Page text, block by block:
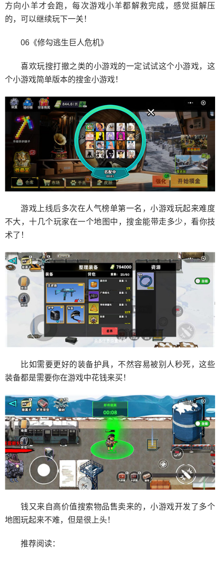
方向小羊才会跑，每次游戏小羊都解救完成，感觉挺解压
的，可以继续玩下一关！
06《修勾逃生巨人危机》
喜欢玩搜打撤之类的小游戏的一定试试这个小游戏，这
个小游戏简单版本的搜金小游戏！
游戏上线后多次在人气榜单第一名，小游戏玩起来难度
不大，十几个玩家在一个地图中，搜金能带走多少，看你技
术了！
比如需要更好的装备护具，不然容易被别人秒死，这些
装备都是需要你在游戏中花钱来买！
钱又来自高价值搜索物品售卖来的，小游戏开发了多个
地图玩起来不难，但是很上头！
推荐阅读：